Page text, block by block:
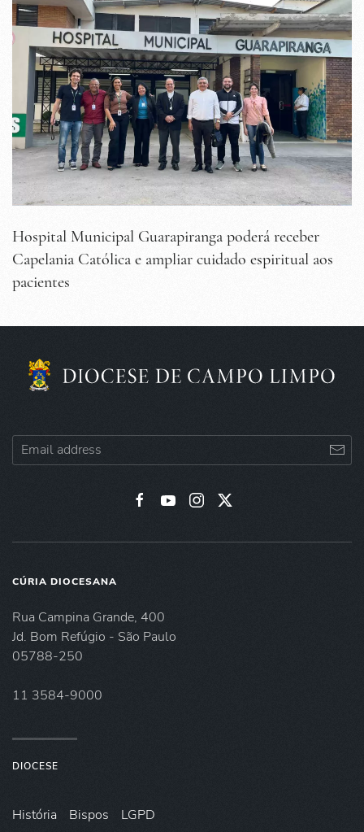
Hospital Municipal Guarapiranga poderá receber
Capelania Católica e ampliar cuidado espiritual aos
pacientes
CÚRIA DIOCESANA
Rua Campina Grande, 400
Jd. Bom Refúgio - São Paulo
05788-250
11 3584-9000
DIOCESE
História Bispos LGPD